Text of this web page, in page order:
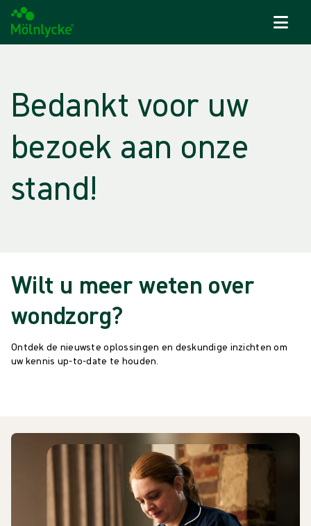
Bedankt voor uw
bezoek aan onze
stand!
Wilt u meer weten over
wondzorg?
Ontdek de nieuwste oplossingen en deskundige inzichten om
uw kennis up-to-date te houden.